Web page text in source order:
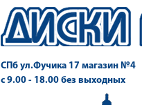
СПб ул.Фучика 17магазин №4
с 9.00 - 18.00 без выходных